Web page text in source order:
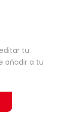
tu
añadir a tu